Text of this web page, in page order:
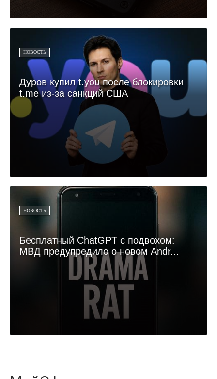
НОВОСТЬ
Дуров купил t.you после блокировки
t.me из-за санкций США
НОВОСТЬ
Бесплатный ChatGPT с подвохом:
МВД предупредило о новом Andr...